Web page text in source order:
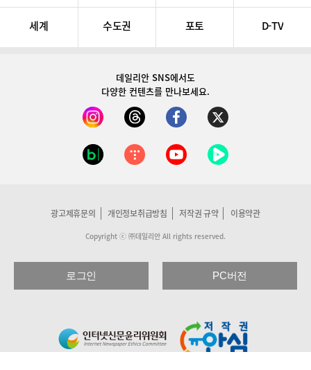
세계 수도권 포토 D-TV
데일리안 SNS에서도
다양한 컨텐츠를 만나보세요.
광고제휴문의 개인정보취급방침 저작권 규약 이용약관
Copyright ⓒ ㈜데일리안 All rights reserved.
로그인 PC버전